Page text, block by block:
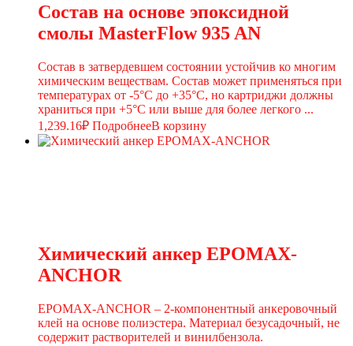
Состав на основе эпоксидной
смолы MasterFlow 935 AN
Состав в затвердевшем состоянии устойчив ко многим
химическим веществам. Состав может применяться при
температурах от -5°С до +35°С, но картриджи должны
храниться при +5°С или выше для более легкого ...
1,239.16₽ ПодробнееВ корзину
Химический анкер EPOMAX-
ANCHOR
EPOMAX-ANCHOR – 2-компонентный анкеровочный
клей на основе полиэстера. Материал безусадочный, не
содержит растворителей и винилбензола.